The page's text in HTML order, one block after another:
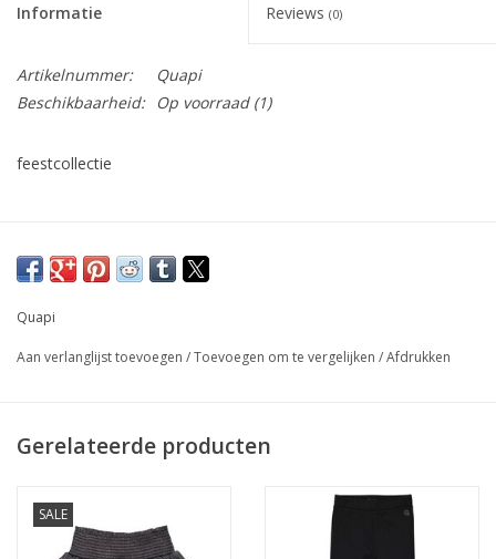
Informatie Reviews (0)
Artikelnummer:
Quapi
Beschikbaarheid:
Op voorraad(1)
feestcollectie
Quapi
Aan verlanglijst toevoegen /Toevoegen om te vergelijken /Afdrukken
Gerelateerde producten
SALE